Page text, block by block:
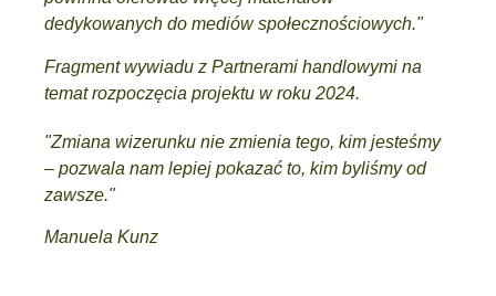
dedykowanych do mediów społecznościowych."
Fragment wywiadu z Partnerami handlowymi na
temat rozpoczęcia projektu w roku 2024.
"Zmiana wizerunku nie zmienia tego, kim jesteśmy
– pozwala nam lepiej pokazać to, kim byliśmy od
zawsze."
Manuela Kunz